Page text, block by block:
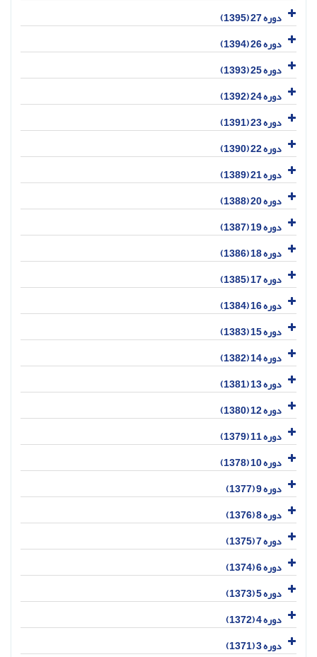
دوره 27 (1395)
دوره 26 (1394)
دوره 25 (1393)
دوره 24 (1392)
دوره 23 (1391)
دوره 22 (1390)
دوره 21 (1389)
دوره 20 (1388)
دوره 19 (1387)
دوره 18 (1386)
دوره 17 (1385)
دوره 16 (1384)
دوره 15 (1383)
دوره 14 (1382)
دوره 13 (1381)
دوره 12 (1380)
دوره 11 (1379)
دوره 10 (1378)
دوره 9 (1377)
دوره 8 (1376)
دوره 7 (1375)
دوره 6 (1374)
دوره 5 (1373)
دوره 4 (1372)
دوره 3 (1371)